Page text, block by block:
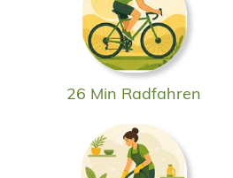
26 Min Radfahren